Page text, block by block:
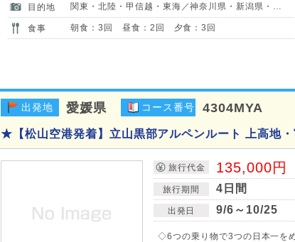
目的地 関東・北陸・甲信越・東海／神奈川県・新潟県・富山県・山梨県・長野県・岐阜県
食事 朝食：3回 昼食：2回 夕食：3回
出発地 愛媛県 コース番号 4304MYA
★【松山空港発着】立山黒部アルペンルート 上高地
旅行代金 135,000円
旅行期間 4日間
出発日 9/6～10/25
◇6つの乗り物で3つの日本一を